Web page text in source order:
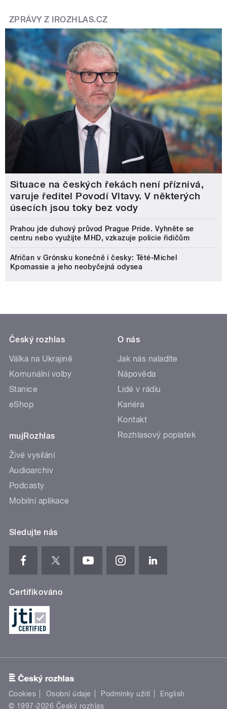
ZPRÁVY Z IROZHLAS.CZ
Situace na českých řekách není příznivá,
varuje ředitel Povodí Vltavy. V některých
úsecích jsou toky bez vody
Prahou jde duhový průvod Prague Pride. Vyhněte se
centru nebo využijte MHD, vzkazuje policie řidičům
Afričan v Grónsku konečně i česky: Tété-Michel
Kpomassie a jeho neobyčejná odysea
Český rozhlas
Válka na Ukrajině
Komunální volby
Stanice
eShop
mujRozhlas
Živé vysílání
Audioarchiv
Podcasty
Mobilní aplikace
O nás
Jak nás naladíte
Nápověda
Lidé v rádiu
Kariéra
Kontakt
Rozhlasový poplatek
Sledujte nás
Certifikováno
Cookies Osobní údaje Podmínky užití
English
© 1997-2026 Český rozhlas